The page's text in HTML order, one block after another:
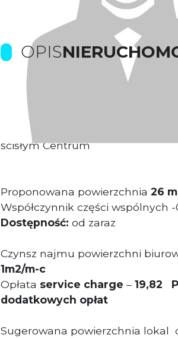
OPIS
Prowizje pokrywa Wasciciel
Obiekt biurowo-handlowo-
ścisłym Centrum
Proponowana powierzchnia 26
Współczynnik części wspólnych -
Dostępność: od zaraz
Czynsz najmu powierzchni
1m2/m-c
Opłata service charge – 19,82
dodatkowych opłat
Sugerowana powierzchnia lokal